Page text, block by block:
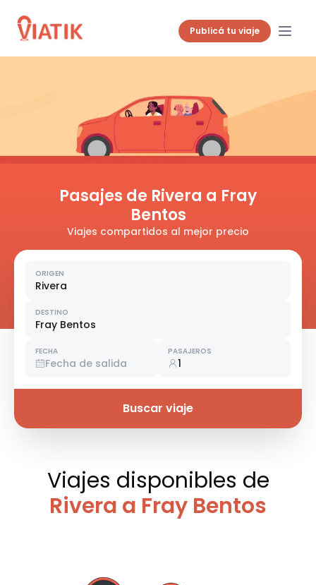
Publicá tu viaje
Pasajes de Rivera a Fray
Bentos
Viajes compartidos al mejor precio
ORIGEN
Rivera
DESTINO
Fray Bentos
FECHA
Fecha de salida
PASAJEROS
1
Buscar viaje
Viajes disponibles de
Rivera a Fray Bentos